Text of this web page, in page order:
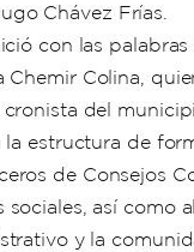
Chávez Frías.
con las
Chemir Colina,
cronista del
la estructura de
de Consejos
sociales, así como
y la